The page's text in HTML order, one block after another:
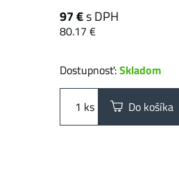
97 €s DPH
80.17 €
Dostupnosť:Skladom
ks Do košíka